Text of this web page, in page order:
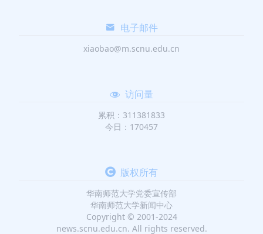
电子邮件
xiaobao@m.scnu.edu.cn
访问量
累积：311381833
今日：170457
版权所有
华南师范大学党委宣传部
华南师范大学新闻中心
Copyright © 2001-2024
news.scnu.edu.cn. All rights reserved.